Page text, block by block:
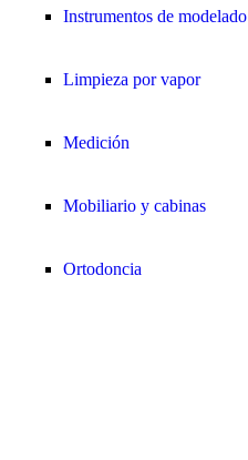
Instrumentos de modelado
Limpieza por vapor
Medición
Mobiliario y cabinas
Ortodoncia